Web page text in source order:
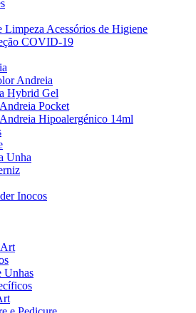
Limpeza Acessórios de Higiene
COVID-19
Andreia
Hybrid Gel
Pocket
Hipoalergénico 14ml
Unha
Inocos
Unhas